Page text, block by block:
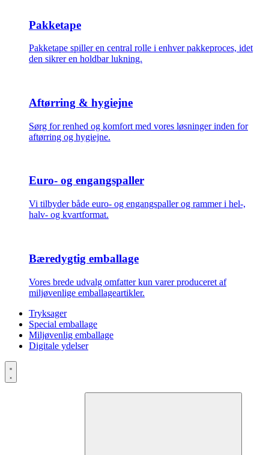
Pakketape
Pakketape spiller en central rolle i enhver pakkeproces, idet
den sikrer en holdbar lukning.
Aftørring & hygiejne
Sørg for renhed og komfort med vores løsninger inden for
aftørring og hygiejne.
Euro- og engangspaller
Vi tilbyder både euro- og engangspaller og rammer i hel-,
halv- og kvartformat.
Bæredygtig emballage
Vores brede udvalg omfatter kun varer produceret af
miljøvenlige emballageartikler.
Tryksager
Special emballage
Miljøvenlig emballage
Digitale ydelser